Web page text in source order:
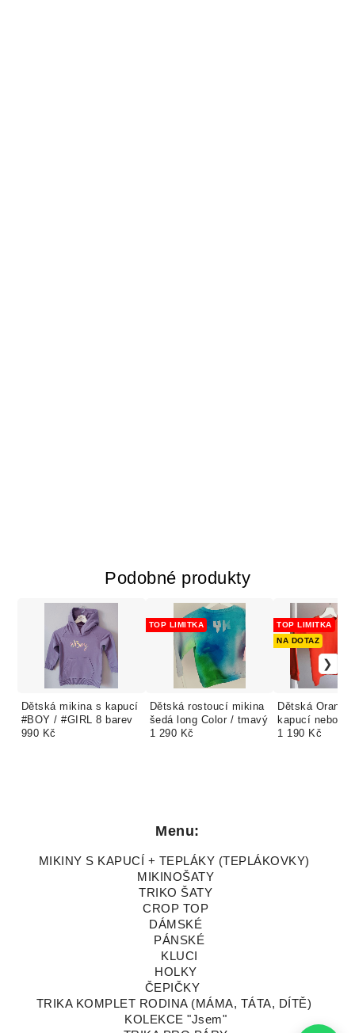
Podobné produkty
Dětská mikina s kapucí
#BOY / #GIRL 8 barev
990 Kč
Dětská rostoucí mikina
šedá long Color / tmavý
TOP LIMITKA
1 290 Kč
Dětská
kapucí nebo
zdarma vlastní
TOP LIMITKA
NA DOTAZ
1 190 Kč
Menu:
MIKINY S KAPUCÍ + TEPLÁKY (TEPLÁKOVKY)
MIKINOŠATY
TRIKO ŠATY
CROP TOP
DÁMSKÉ
PÁNSKÉ
KLUCI
HOLKY
ČEPIČKY
TRIKA KOMPLET RODINA (MÁMA, TÁTA, DÍTĚ)
KOLEKCE "Jsem"